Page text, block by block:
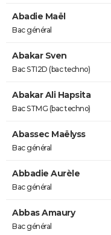
Abadie Maël
Bac général
Abakar Sven
Bac STI2D (bac techno)
Abakar Ali Hapsita
Bac STMG (bac techno)
Abassec Maëlyss
Bac général
Abbadie Aurèle
Bac général
Abbas Amaury
Bac général